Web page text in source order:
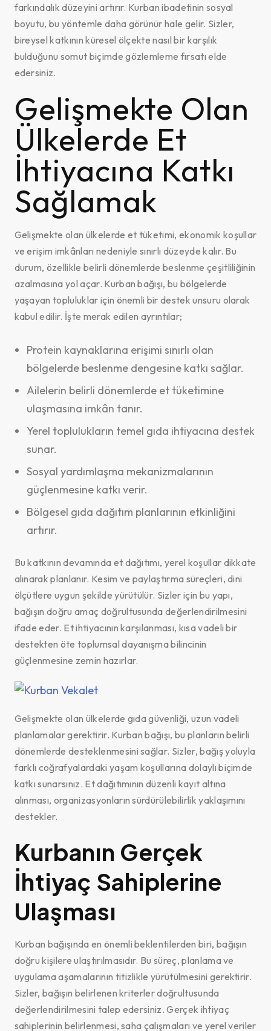
farkındalık düzeyini artırır. Kurban ibadetinin sosyal
boyutu, bu yöntemle daha görünür hale gelir. Sizler,
bireysel katkının küresel ölçekte nasıl bir karşılık
bulduğunu somut biçimde gözlemleme fırsatı elde
edersiniz.
Gelişmekte Olan
Ülkelerde Et
İhtiyacına Katkı
Sağlamak
Gelişmekte olan ülkelerde et tüketimi, ekonomik koşullar
ve erişim imkânları nedeniyle sınırlı düzeyde kalır. Bu
durum, özellikle belirli dönemlerde beslenme çeşitliliğinin
azalmasına yol açar. Kurban bağışı, bu bölgelerde
yaşayan topluluklar için önemli bir destek unsuru olarak
kabul edilir. İşte merak edilen ayrıntılar;
Protein kaynaklarına erişimi sınırlı olan
bölgelerde beslenme dengesine katkı sağlar.
Ailelerin belirli dönemlerde et tüketimine
ulaşmasına imkân tanır.
Yerel toplulukların temel gıda ihtiyacına destek
sunar.
Sosyal yardımlaşma mekanizmalarının
güçlenmesine katkı verir.
Bölgesel gıda dağıtım planlarının etkinliğini
artırır.
Bu katkının devamında et dağıtımı, yerel koşullar dikkate
alınarak planlanır. Kesim ve paylaştırma süreçleri, dini
ölçütlere uygun şekilde yürütülür. Sizler için bu yapı,
bağışın doğru amaç doğrultusunda değerlendirilmesini
ifade eder. Et ihtiyacının karşılanması, kısa vadeli bir
destekten öte toplumsal dayanışma bilincinin
güçlenmesine zemin hazırlar.
Gelişmekte olan ülkelerde gıda güvenliği, uzun vadeli
planlamalar gerektirir. Kurban bağışı, bu planların belirli
dönemlerde desteklenmesini sağlar. Sizler, bağış yoluyla
farklı coğrafyalardaki yaşam koşullarına dolaylı biçimde
katkı sunarsınız. Et dağıtımının düzenli kayıt altına
alınması, organizasyonların sürdürülebilirlik yaklaşımını
destekler.
Kurbanın Gerçek
İhtiyaç Sahiplerine
Ulaşması
Kurban bağışında en önemli beklentilerden biri, bağışın
doğru kişilere ulaştırılmasıdır. Bu süreç, planlama ve
uygulama aşamalarının titizlikle yürütülmesini gerektirir.
Sizler, bağışın belirlenen kriterler doğrultusunda
değerlendirilmesini talep edersiniz. Gerçek ihtiyaç
sahiplerinin belirlenmesi, saha çalışmaları ve yerel veriler